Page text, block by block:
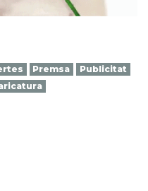
Premsa
Publicitat